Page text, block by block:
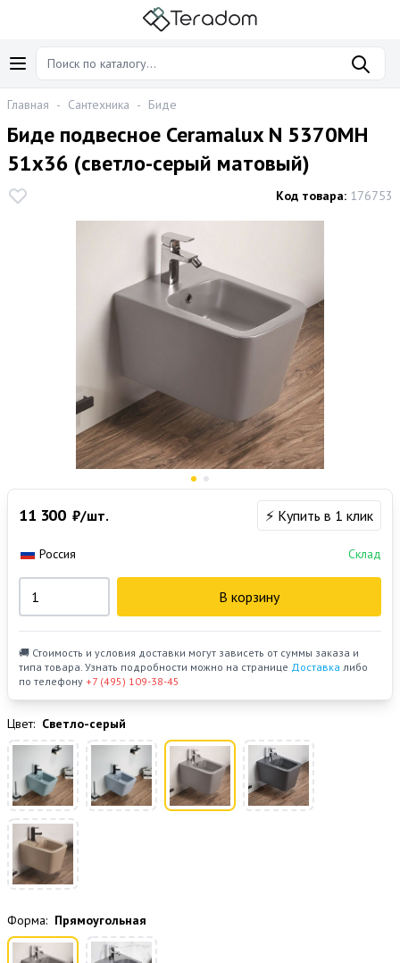
Главная - Сантехника - Биде
Биде подвесное Ceramalux N 5370MH
51x36 (светло-cерый матовый)
Код товара: 176753
11 300 ₽/шт. ⚡ Купить в 1 клик
Россия Склад
В корзину
🚚 Стоимость и условия доставки могут зависеть от суммы заказа и
типа товара. Узнать подробности можно на странице Доставка либо
по телефону +7 (495) 109-38-45
Цвет: Светло-серый
Форма: Прямоугольная